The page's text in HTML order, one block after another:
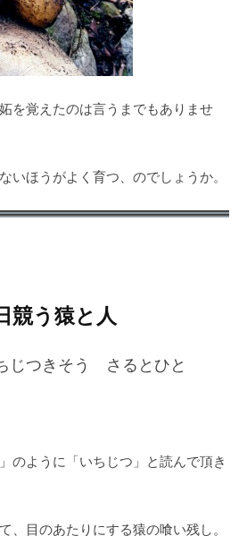
を覚えたのは言うまでもありませ
いほうがよく育つ、のでしょうか。
競う猿と人
じつきそう さるとひと
のように「いちじつ」と読んで頂き
、目のあたりにする猿の喰い残し。